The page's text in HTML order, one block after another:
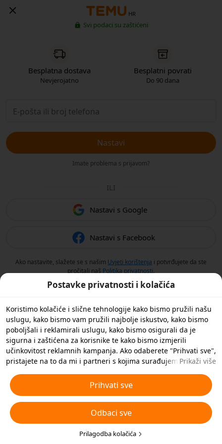
HR
Svi podaci su zaštićeni
Besplatna dostava
Nevjerojatno
Besplatni povrati
Do 90 dana
Nastavi
Imate problema s prijavom?
ILI
Nastavi s Google
Nastavi s Facebook
Ako nastavite, slažete se s našim Uvjeti korištenja i potvrđujete da ste
pročitali naš Politika privatnosti.
Postavke privatnosti i kolačića
Koristimo kolačiće i slične tehnologije kako bismo pružili našu
uslugu, kako bismo vam pružili najbolje iskustvo, kako bismo
poboljšali i reklamirali uslugu, kako bismo osigurali da je
sigurna i zaštićena za korisnike te kako bismo izmjerili
učinkovitost reklamnih kampanja. Ako odaberete "Prihvati sve",
pristajete na to da mi i partneri s kojima surađujemo
oglašavanja. Također možete 'Odbiti sve' nebitne kolačiće ili
odabrati koje vrste kolačića želite prihvatiti ili onemogućiti
klikom na 'Prilagodi kolačiće' ispod ili u bilo kojem trenutku u
svojim postavkama privatnosti. Za više pojedinosti pogledajte
našaPravila o kolačićima i sličnim tehnologijama.
Prikaži više
Prihvati sve
Odbaci sve
Prilagodba kolačića